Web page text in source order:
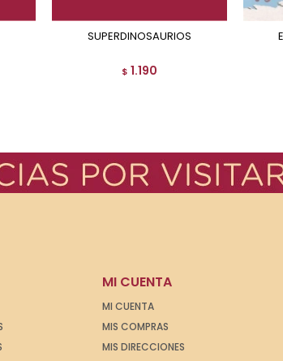
SUPERDINOSAURIOS
$ 1.190
MI CUENTA
MI CUENTA
MIS COMPRAS
MIS DIRECCIONES